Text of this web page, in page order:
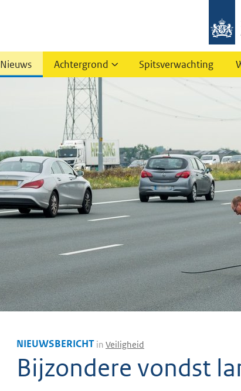
Nieuws Achtergrond Spitsverwachting
NIEUWSBERICHT in Veiligheid
Bijzondere vondst